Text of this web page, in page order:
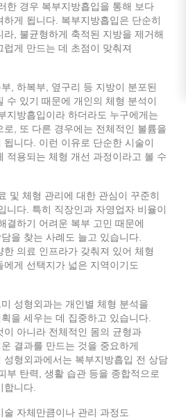
한 경우 복부지방흡입을 통해 보다
게 됩니다. 복부지방흡입은 단순히
, 불균형하게 축적된 지방을 제거해
게 만드는 데 초점이 맞춰져
, 하복부, 옆구리 등 지방이 분포된
수 있기 때문에 개인의 체형 분석이
지방흡입이라 하더라도 누구에게는
, 또 다른 경우에는 전체적인 볼륨을
니다. 이런 이유로 단순한 시술이
적용되는 체형 개선 과정이라고 볼 수
및 체형 관리에 대한 관심이 꾸준히
니다. 특히 직장인과 자영업자 비율이
결하기 어려운 복부 고민 때문에
을 찾는 사례도 늘고 있습니다.
의료 인프라가 갖춰져 있어 체형
게 선택지가 넓은 지역이기도
성형외과는 개인별 체형 분석을
을 세우는 데 집중하고 있습니다.
이 아니라 전체적인 몸의 균형과
결과를 만드는 것을 중요하게
형외과에서는 복부지방흡입 전 상담
부 탄력, 생활 습관 등을 종합적으로
합니다.
자체만큼이나 관리 과정도